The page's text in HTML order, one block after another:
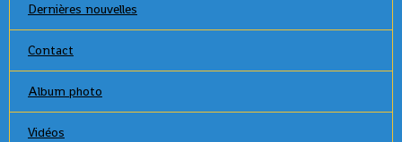
Dernières nouvelles
Contact
Album photo
Vidéos